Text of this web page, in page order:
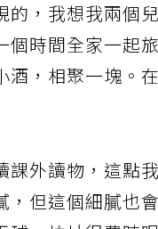
，我想我兩個
時間全家一起
酒，相聚一塊。
外讀物，這點
但這個細膩也